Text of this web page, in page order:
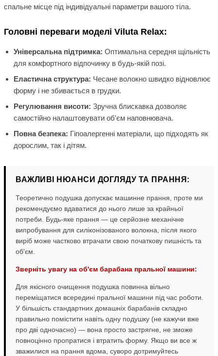
спальне місце під індивідуальні параметри вашого тіла.
Головні переваги моделі Viluta Relax:
Універсальна підтримка: Оптимальна середня щільність
для комфортного відпочинку в будь-якій позі.
Еластична структура: Чесане волокно швидко відновлює
форму і не збивається в грудки.
Регулювання висоти: Зручна блискавка дозволяє
самостійно налаштовувати об'єм наповнювача.
Повна безпека: Гіпоалергенні матеріали, що підходять як
дорослим, так і дітям.
ВАЖЛИВІ НЮАНСИ ДОГЛЯДУ ТА ПРАННЯ:
Теоретично подушка допускає машинне прання, проте ми
рекомендуємо вдаватися до нього лише за крайньої
потреби. Будь-яке прання — це серйозне механічне
випробування для силіконізованого волокна, після якого
виріб може частково втрачати свою початкову пишність та
об'єм.
Зверніть увагу на об'єм барабана пральної машини:
Для якісного очищення подушка повинна вільно
переміщатися всередині пральної машини під час роботи.
У більшість стандартних домашніх барабанів складно
правильно помістити навіть одну подушку (не кажучи вже
про дві одночасно) — вона просто застрягне, не зможе
повноцінно пропратися і втратить форму. Якщо ви все ж
зважилися на прання вдома, суворо дотримуйтесь